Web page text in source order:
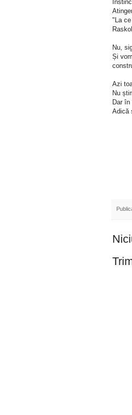
"La
Nu,
Și
Azi
Nu
Dar în
Adică